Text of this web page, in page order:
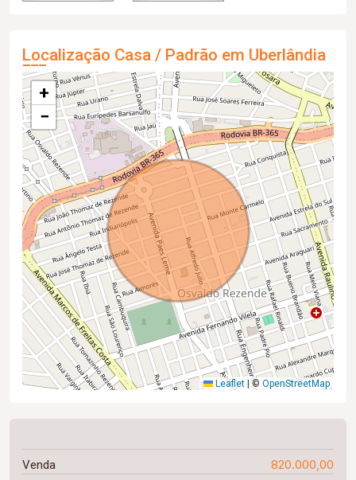
Localização Casa / Padrão em Uberlândia
+
−
Leaflet |© OpenStreetMap
Venda 820.000,00